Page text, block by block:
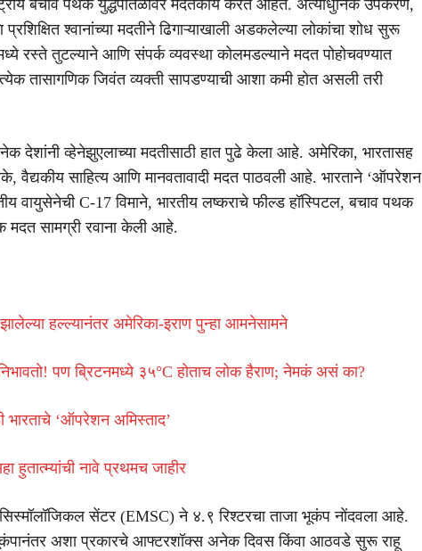
बचाव पथके युद्धपातळीवर मदतकार्य करत आहेत. अत्याधुनिक उपकरणे,
श्वानांच्या मदतीने ढिगाऱ्याखाली अडकलेल्या लोकांचा शोध सुरू
रस्ते तुटल्याने आणि संपर्क व्यवस्था कोलमडल्याने मदत पोहोचवण्यात
तासागणिक जिवंत व्यक्ती सापडण्याची आशा कमी होत असली तरी
देशांनी व्हेनेझुएलाच्या मदतीसाठी हात पुढे केला आहे. अमेरिका, भारतासह
वैद्यकीय साहित्य आणि मानवतावादी मदत पाठवली आहे. भारताने ‘ऑपरेशन
वायुसेनेची C-17 विमाने, भारतीय लष्कराचे फील्ड हॉस्पिटल, बचाव पथक
सामग्री रवाना केली आहे.
हल्ल्यानंतर अमेरिका-इराण पुन्हा आमनेसामने
पण ब्रिटनमध्ये ३५°C होताच लोक हैराण; नेमकं असं का?
भारताचे ‘ऑपरेशन अमिस्ताद’
हुतात्म्यांची नावे प्रथमच जाहीर
सिस्मॉलॉजिकल सेंटर (EMSC) ने ४.९ रिश्टरचा ताजा भूकंप नोंदवला आहे.
भूकंपानंतर अशा प्रकारचे आफ्टरशॉक्स अनेक दिवस किंवा आठवडे सुरू राहू